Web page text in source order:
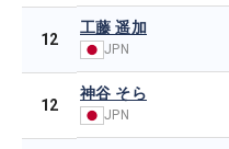
12
工藤 遥加
JPN
12
神谷 そら
JPN